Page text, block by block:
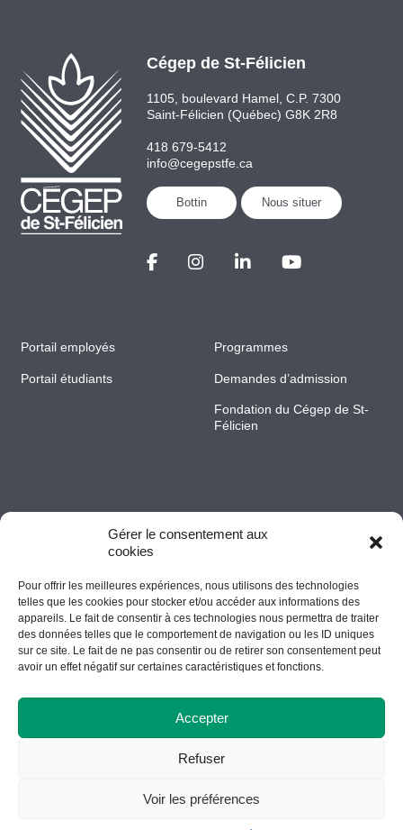
Gérer le consentement aux
cookies
Pour offrir les meilleures expériences, nous utilisons des technologies
telles que les cookies pour stocker et/ou accéder aux informations des
appareils. Le fait de consentir à ces technologies nous permettra de traiter
des données telles que le comportement de navigation ou les ID uniques
sur ce site. Le fait de ne pas consentir ou de retirer son consentement peut
avoir un effet négatif sur certaines caractéristiques et fonctions.
Accepter
Refuser
Voir les préférences
Cégep de St-Félicien
1105, boulevard Hamel, C.P. 7300
Saint-Félicien (Québec) G8K 2R8
418 679-5412
info@cegepstfe.ca
Bottin Nous situer
Portail employés
Portail étudiants
Programmes
Demandes d’admission
Fondation du Cégep de St-
Félicien
© Tous droits réservés Cégep de St-Félicien // Conception Web
Accessibilité
Service aux entreprises et aux collectivités